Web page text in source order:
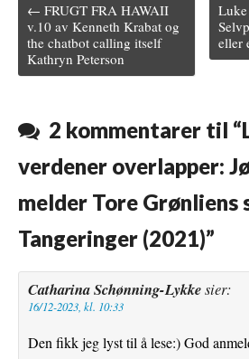
e
b
o
k
t
t
e
b
l
r
r
s
t
Post navigation
← FRUGT FRA HAWAII
v.10 av Kenneth Krabat og
the chatbot calling itself
Kathryn Peterson
eller
2 kommentarer til “
verdener overlapper:
melder Tore Grønliens
Tangeringer (2021)”
Catharina Schønning-Lykkesier:
16/12-2023, kl. 10:33
Den fikk jeg lyst til å lese:) God